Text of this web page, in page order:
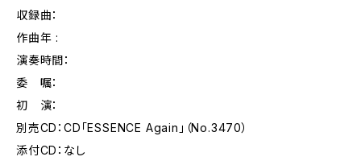
収録曲：
作曲年 :
演奏時間：
委 嘱：
初 演：
別売CD：CD「ESSENCE Again」（No.3470）
添付CD：なし